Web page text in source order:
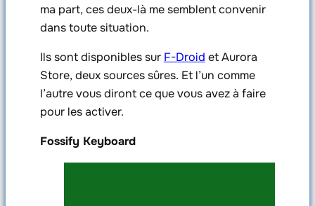
ma part, ces deux-là me semblent convenir
dans toute situation.
Ils sont disponibles sur F-Droid et Aurora
Store, deux sources sûres. Et l’un comme
l’autre vous diront ce que vous avez à faire
pour les activer.
Fossify Keyboard